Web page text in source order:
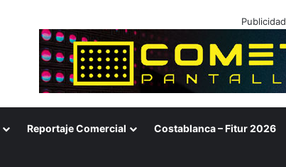
Publicidad
Reportaje Comercial Costablanca – Fitur 2026